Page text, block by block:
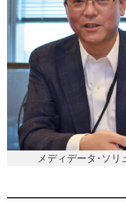
メディデータ･ソ